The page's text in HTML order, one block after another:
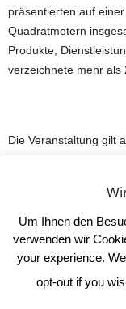
präsentierten auf
Quadratmetern
Produkte,
verzeichnete mehr als
Die Veranstaltung gilt
standen neben
Entwicklungen rund
alternative
Besonders stark
„Future Mobility
Um Ihnen den
verwenden wir
your experience.
opt-out if you